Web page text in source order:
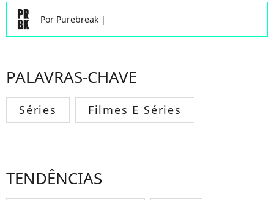
Por Purebreak |
PALAVRAS-CHAVE
Séries Filmes E Séries
TENDÊNCIAS